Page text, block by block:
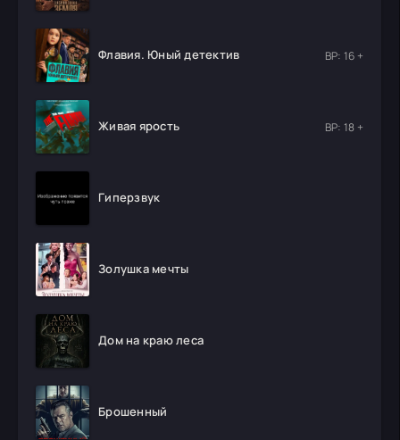
Флавия. Юный детектив ВР: 16 +
Живая ярость ВР: 18 +
Гиперзвук
Золушка мечты
Дом на краю леса
Брошенный